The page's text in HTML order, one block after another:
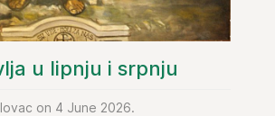
u lipnju i srpnju
on 4 June 2026.